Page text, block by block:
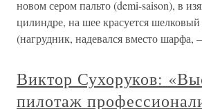
новом сером пальто (demi-saison), в
цилиндре, на шее красуется шелковый
(нагрудник, надевался вместо шарфа,
Виктор Сухоруков:
пилотаж